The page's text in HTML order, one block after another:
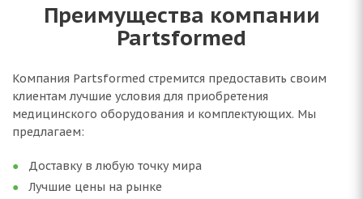
Преимущества компании
Partsformed
Компания Partsformed стремится предоставить своим
клиентам лучшие условия для приобретения
медицинского оборудования и комплектующих. Мы
предлагаем:
Доставку в любую точку мира
Лучшие цены на рынке